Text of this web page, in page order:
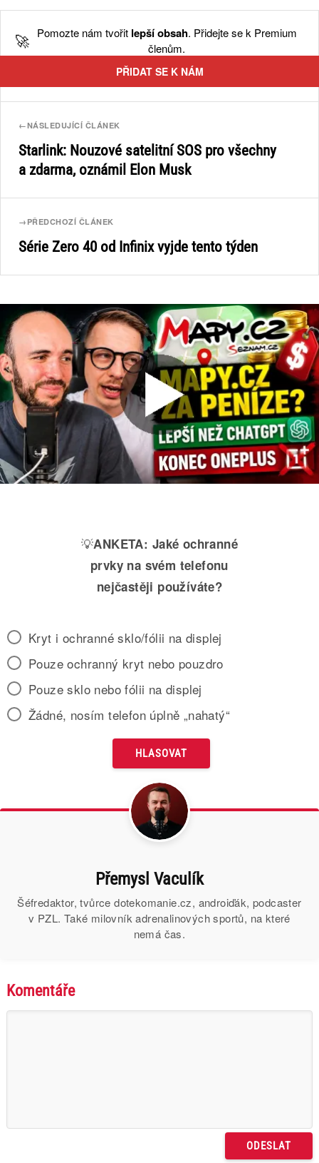
🚀 Pomozte nám tvořit lepší obsah. Přidejte se k Premium
členům.
PŘIDAT SE K NÁM
←NÁSLEDUJÍCÍ ČLÁNEK
Starlink: Nouzové satelitní SOS pro všechny
a zdarma, oznámil Elon Musk
→ PŘEDCHOZÍ ČLÁNEK
Série Zero 40 od Infinix vyjde tento týden
💡ANKETA: Jaké ochranné
prvky na svém telefonu
nejčastěji používáte?
Kryt i ochranné sklo/fólii na displej
Pouze ochranný kryt nebo pouzdro
Pouze sklo nebo fólii na displej
Žádné, nosím telefon úplně „nahatý“
Přemysl Vaculík
Šéfredaktor, tvůrce dotekomanie.cz, androiďák, podcaster
v PZL. Také milovník adrenalinových sportů, na které
nemá čas.
Komentáře